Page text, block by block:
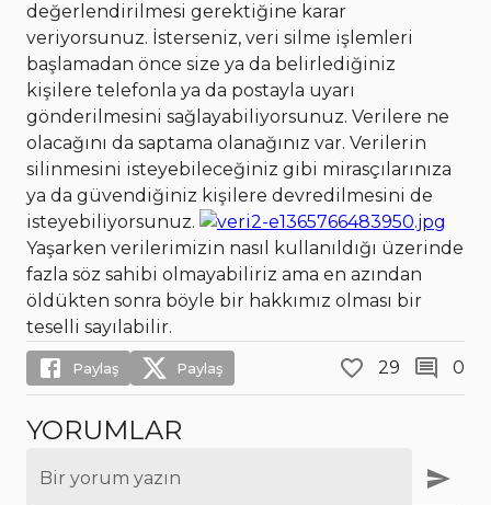
değerlendirilmesi gerektiğine karar
veriyorsunuz. İsterseniz, veri silme işlemleri
başlamadan önce size ya da belirlediğiniz
kişilere telefonla ya da postayla uyarı
gönderilmesini sağlayabiliyorsunuz. Verilere ne
olacağını da saptama olanağınız var. Verilerin
silinmesini isteyebileceğiniz gibi mirasçılarınıza
ya da güvendiğiniz kişilere devredilmesini de
isteyebiliyorsunuz.
Yaşarken verilerimizin nasıl kullanıldığı üzerinde
fazla söz sahibi olmayabiliriz ama en azından
öldükten sonra böyle bir hakkımız olması bir
teselli sayılabilir.
Paylaş Paylaş 29 0
YORUMLAR
Bir yorum yazın